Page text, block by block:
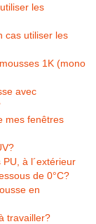
les
cas utiliser les
1K (mono
avec
mes fenêtres
à l´extérieur
de 0°C?
en
travailler?